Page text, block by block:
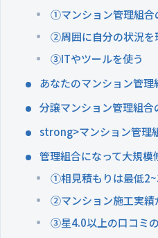
①マンション管理組合
②周囲に自分の状況を
③ITやツールを使う
あなたのマンション管
分譲マンション管理組
strong>マンション管理
管理組合になって大規
①相見積もりは最低
②マンション施工実績
③星4.0以上の口コミ